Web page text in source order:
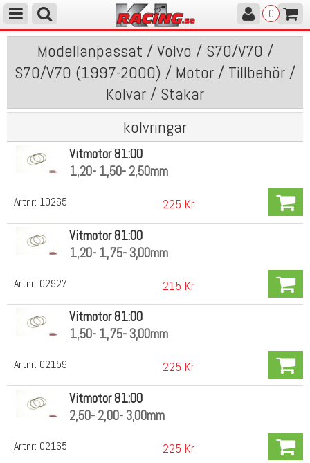
0
Modellanpassat / Volvo / S70/V70 /
S70/V70 (1997-2000) / Motor / Tillbehör /
Kolvar / Stakar
kolvringar
Artnr: 10265
Vitmotor 81:00
1,20- 1,50- 2,50mm
225 Kr
Artnr: 02927
Vitmotor 81:00
1,20- 1,75- 3,00mm
215 Kr
Artnr: 02159
Vitmotor 81:00
1,50- 1,75- 3,00mm
225 Kr
Artnr: 02165
Vitmotor 81:00
2,50- 2,00- 3,00mm
225 Kr